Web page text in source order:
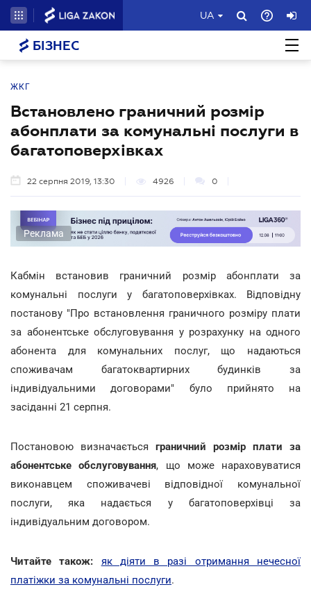
UA
БІЗНЕС
ЖКГ
Встановлено граничний розмір
абонплати за комунальні послуги в
багатоповерхівках
22 серпня 2019, 13:30 4926 0
Реклама
Кабмін встановив граничний розмір абонплати за
комунальні послуги у багатоповерхівках. Відповідну
постанову "Про встановлення граничного розміру плати
за абонентське обслуговування у розрахунку на одного
абонента для комунальних послуг, що надаються
споживачам багатоквартирних будинків за
індивідуальними договорами" було прийнято на
засіданні 21 серпня.
Постановою визначається граничний розмір плати за
абонентське обслуговування, що може нараховуватися
виконавцем споживачеві відповідної комунальної
послуги, яка надається у багатоповерхівці за
індивідуальним договором.
Читайте також:
як діяти в разі отримання нечесної
платіжки за комунальні послуги.